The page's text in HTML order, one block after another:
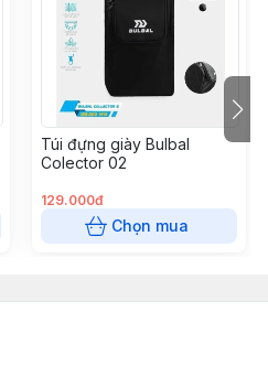
Túi đựng giày Bulbal
Colector 02
129.000đ
Chọn mua